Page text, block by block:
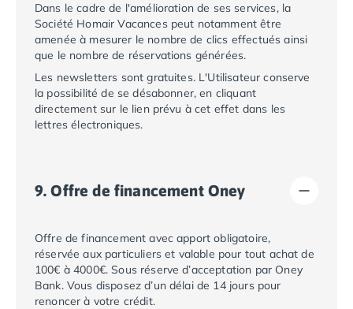
Camping Rimini
Camping Frioul-Vénétie Julienne
Camping Latium
Camping Rome
Camping Lombardie
Camping Piémont
Camping Pouilles
Camping Alghero
Camping Muravera
Camping Albinia
Camping Cecina
Camping Marina di Bibbona
Camping San Vincenzo
Dans le cadre de l'amélioration de ses services, la
Société Homair Vacancespeut notamment être
amenée à mesurer le nombre de clics effectués ainsi
que le nombre de réservations générées.
Les newsletters sont gratuites. L'Utilisateur conserve
la possibilité de se désabonner, en cliquant
directement sur le lien prévu à cet effet dans les
lettres électroniques.
9. Offre de financement Oney
Offre de financement avec apport obligatoire,
réservée aux particuliers et valable pour tout achat de
100€ à 4000€. Sous réserve d’acceptation par Oney
Bank. Vous disposez d’un délai de 14 jours pour
renoncer à votre crédit.